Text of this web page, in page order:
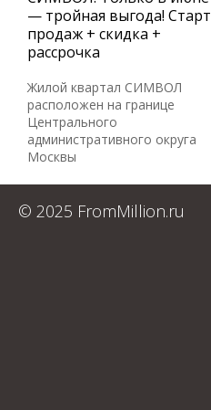
— тройная выгода! Старт
продаж + скидка +
рассрочка
Жилой квартал СИМВОЛ
расположен на границе
Центрального
административного округа
Москвы
© 2025 FromMillion.ru